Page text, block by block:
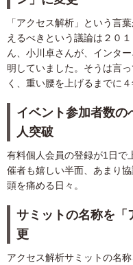
「アクセス解析」という言
えるべきという議論は２０
ん、小川卓さんが、インタ
明していました。そうは言
く、重い腰を上げるまでに
イベント参加者数の
人突破
有料個人会員の登録が1日で
催者も嬉しい半面、あまり
頭を痛める日々。
サミットの名称を「
更
アクセス解析サミットの名